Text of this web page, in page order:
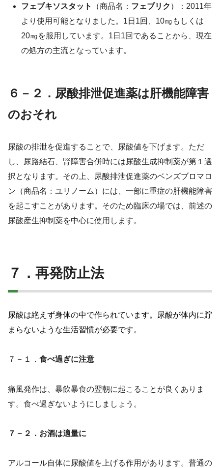
フェブキソスタット （商品名： フェブリク ）：2011年
より使用可能となりました。1日1回、10㎎もしくは
20㎎を服用しています。1日1回であることから、現在
の処方の主流となっています。
６－２．尿酸排泄促進薬は肝機能障害
のおそれ
尿酸の排泄を促進することで、尿酸値を下げます。ただ
し、尿路結石、腎障害合併時には尿酸生成抑制薬が第１選
択となります。その上、尿酸排泄促進薬のベンズブロマロ
ン（商品名：ユリノーム）には、一部に重症の肝機能障害
を起こすことがあります。そのため臨床の場では、前述の
尿酸産生抑制薬を中心に使用します。
７．再発防止法
尿酸は絶えず身体の中で作られています。尿酸が体内に貯
まらないような生活習慣が必要です。
７－１． 食べ過ぎに注意
痛風発作は、暴飲暴食の翌朝に起こることが良くありま
す。食べ過ぎないようにしましょう。
７－２．お酒は適量に
アルコール自体に尿酸値を上げる作用があります。普通の